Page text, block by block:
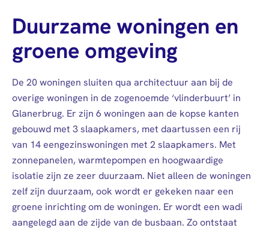
Duurzame woningen en
groene omgeving
De 20 woningen sluiten qua architectuur aan bij de
overige woningen in de zogenoemde ‘vlinderbuurt’ in
Glanerbrug. Er zijn 6 woningen aan de kopse kanten
gebouwd met 3 slaapkamers, met daartussen een rij
van 14 eengezinswoningen met 2 slaapkamers. Met
zonnepanelen, warmtepompen en hoogwaardige
isolatie zijn ze zeer duurzaam. Niet alleen de woningen
zelf zijn duurzaam, ook wordt er gekeken naar een
groene inrichting om de woningen. Er wordt een wadi
aangelegd aan de zijde van de busbaan. Zo ontstaat